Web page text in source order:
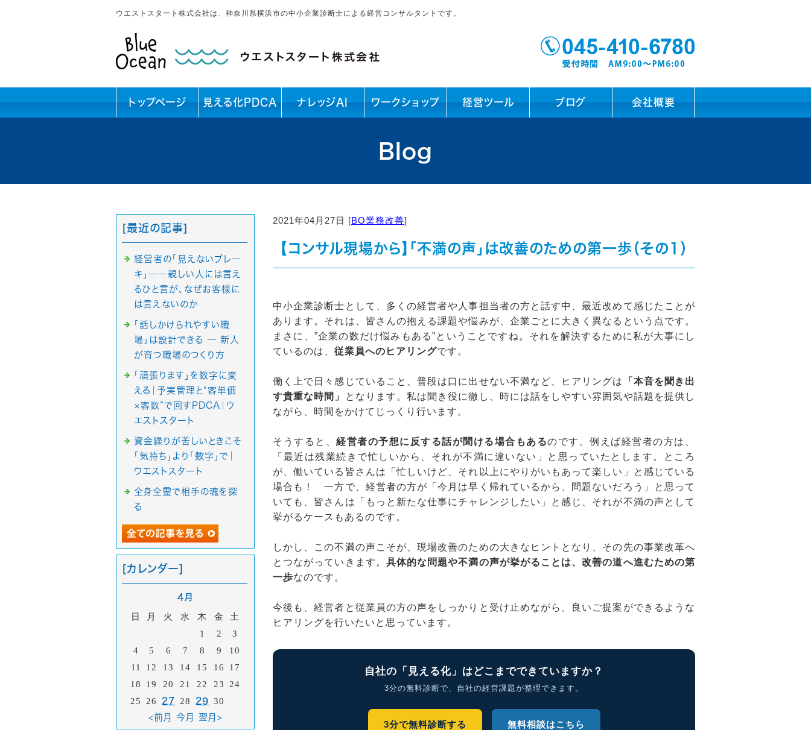
ウエストスタート株式会社は、神奈川県横浜市の中小企業診断士による経営コンサルタントです。
トップページ 見える化PDCA ナレッジAI ワークショップ 経営ツール ブログ 会社概要
Blog
2021年04月27日 [BO業務改善]
【コンサル現場から】「不満の声」は改善のための第一歩（その1）
中小企業診断士として、多くの経営者や人事担当者の方と話す中、最近改めて感じたことが
あります。それは、皆さんの抱える課題や悩みが、企業ごとに大きく異なるという点です。
まさに、”企業の数だけ悩みもある”ということですね。それを解決するために私が大事にし
ているのは、 従業員へのヒアリングです。
働く上で日々感じていること、普段は口に出せない不満など、ヒアリングは
「本音を聞き出
す貴重な時間」
となります。私は聞き役に徹し、時には話をしやすい雰囲気や話題を提供し
ながら、時間をかけてじっくり行います。
そうすると、経営者の予想に反する話が聞ける場合もあるのです。例えば経営者の方は、
「最近は残業続きで忙しいから、それが不満に違いない」と思っていたとします。ところ
が、働いている皆さんは「忙しいけど、それ以上にやりがいもあって楽しい」と感じている
場合も！ 一方で、経営者の方が「今月は早く帰れているから、問題ないだろう」と思って
いても、皆さんは「もっと新たな仕事にチャレンジしたい」と感じ、それが不満の声として
挙がるケースもあるのです。
しかし、この不満の声こそが、現場改善のための大きなヒントとなり、その先の事業改革へ
とつながっていきます。 具体的な問題や不満の声が挙がることは、改善の道へ進むための第
一歩なのです。
今後も、経営者と従業員の方の声をしっかりと受け止めながら、良いご提案ができるような
ヒアリングを行いたいと思っています。
自社の「見える化」はどこまでできていますか？
3分の無料診断で、自社の経営課題が整理できます。
3分で無料診断する 無料相談はこちら
[最近の記事]
経営者の「見えないブレー
キ」――親しい人には言え
るひと言が、なぜお客様に
は言えないのか
「話しかけられやすい職
場」は設計できる ― 新人
が育つ職場のつくり方
「頑張ります」を数字に変
える｜予実管理と“客単価
×客数”で回すPDCA｜ウ
エストスタート
資金繰りが苦しいときこそ
「気持ち」より「数字」で｜
ウエストスタート
全身全霊で相手の魂を探
る
[カレンダー]
4月
日 月 火 水 木 金
土
1
2
3
4
5 6 7 8 9
10
11
12 13 14 15 16
17
18
19 20 21 22 23
24
25
26 27 28 29 30
<前月 今月 翌月>